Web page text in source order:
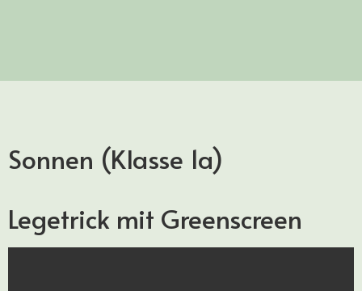
Sonnen (Klasse 1a)
Legetrick mit Greenscreen